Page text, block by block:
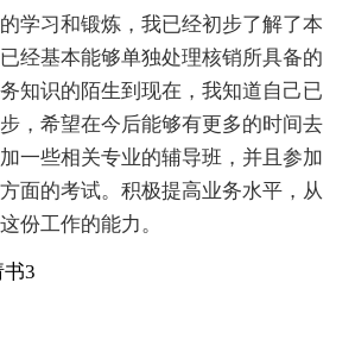
学习和锻炼，我已经初步了解了本
经基本能够单独处理核销所具备的
知识的陌生到现在，我知道自己已
，希望在今后能够有更多的时间去
一些相关专业的辅导班，并且参加
面的考试。积极提高业务水平，从
份工作的能力。
3